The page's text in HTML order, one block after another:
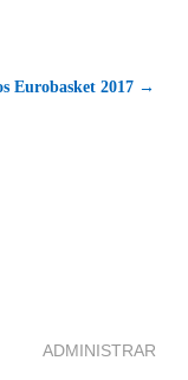
Eurobasket 2017 →
ADMINISTRAR